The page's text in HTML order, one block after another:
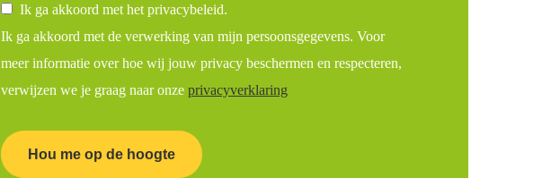
Ik ga akkoord met het privacybeleid.
Ik ga akkoord met de verwerking van mijn persoonsgegevens. Voor
meer informatie over hoe wij jouw privacy beschermen en respecteren,
verwijzen we je graag naar onze privacyverklaring
Hou me op de hoogte